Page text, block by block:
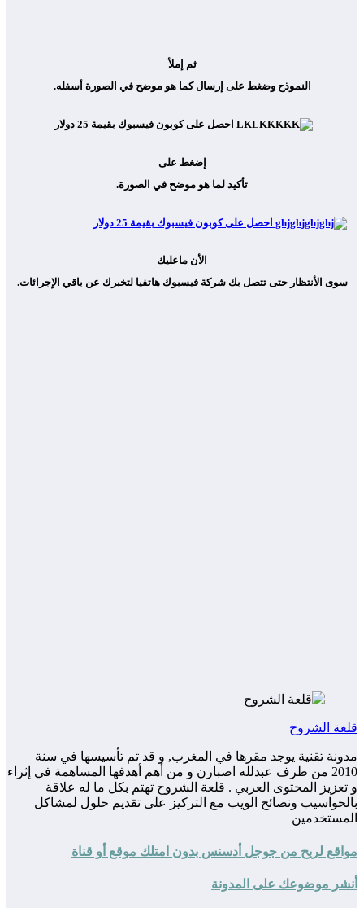
ثم إملأ
النموذح وضغط على إرسال كما هو موضح في الصورة أسفله.
إضغط على
تأكيد لما هو موضح في الصورة.
الأن ماعليك
سوى الأنتظار حتى تتصل بك شركة فيسبوك هاتفيا لتخبرك عن باقي الإجرائات.
قلعة الشروح
مدونة تقنية يوجد مقرها في المغرب, و قد تم تأسيسها في سنة
2010 من طرف عبدلله اصبارن و من أهم أهدفها المساهمة في إثراء
و تعزيز المحتوى العربي . قلعة الشروح تهتم بكل ما له علاقة
بالحواسيب ونصائح الويب مع التركيز على تقديم حلول لمشاكل
المستخدمين
مواقع لربح من جوجل أدسنس بدون امتلك موقع أو قناة
أنشر موضوعك على المدونة